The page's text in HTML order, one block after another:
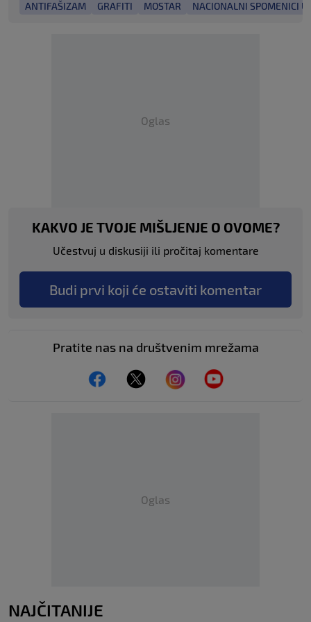
ANTIFAŠIZAM GRAFITI MOSTAR NACIONALNI SPOMENICI U
Oglas
KAKVO JE TVOJE MIŠLJENJE O OVOME?
Učestvuj u diskusiji ili pročitaj komentare
Budi prvi koji će ostaviti komentar
Pratite nas na društvenim mrežama
Oglas
NAJČITANIJE